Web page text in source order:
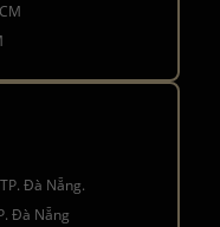
Đà Nẵng.
Đà Nẵng